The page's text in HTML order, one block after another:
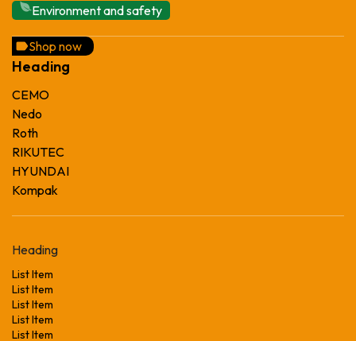
Environment and safety
Shop now
Heading
CEMO
Nedo
Roth
RIKUTEC
HYUNDAI
Kompak
Heading
List Item
List Item
List Item
List Item
List Item